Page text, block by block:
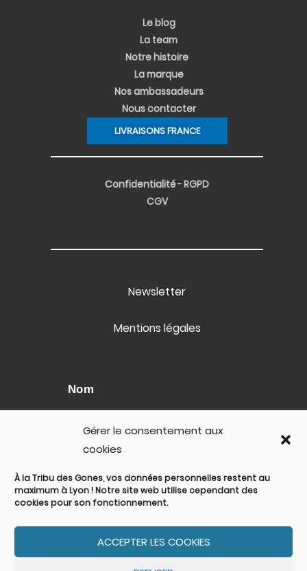
Gérer le consentement aux
cookies
À laTribu des Gones, vos données personnelles restent au
maximum àLyon! Notre site web utilise cependant des
cookies pour son fonctionnement.
ACCEPTER LES COOKIES
Le blog
La team
Notre histoire
La marque
Nos ambassadeurs
Nous contacter
LIVRAISONS FRANCE
Confidentialité - RGPD
CGV
Newsletter
Mentions légales
Nom